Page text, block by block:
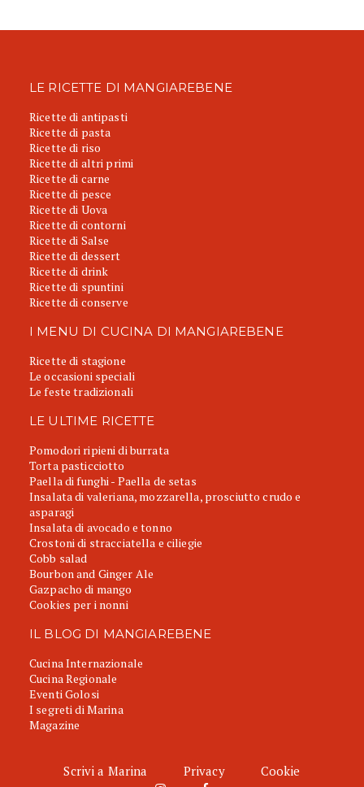
LE RICETTE DI MANGIAREBENE
Ricette di antipasti
Ricette di pasta
Ricette di riso
Ricette di altri primi
Ricette di carne
Ricette di pesce
Ricette di Uova
Ricette di contorni
Ricette di Salse
Ricette di dessert
Ricette di drink
Ricette di spuntini
Ricette di conserve
I MENU DI CUCINA DI MANGIAREBENE
Ricette di stagione
Le occasioni speciali
Le feste tradizionali
LE ULTIME RICETTE
Pomodori ripieni di burrata
Torta pasticciotto
Paella di funghi - Paella de setas
Insalata di valeriana, mozzarella, prosciutto crudo e
asparagi
Insalata di avocado e tonno
Crostoni di stracciatella e ciliegie
Cobb salad
Bourbon and Ginger Ale
Gazpacho di mango
Cookies per i nonni
IL BLOG DI MANGIAREBENE
Cucina Internazionale
Cucina Regionale
Eventi Golosi
I segreti di Marina
Magazine
Scrivi a Marina Privacy Cookie